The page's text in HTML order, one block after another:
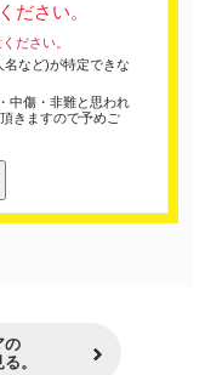
ださい。
ださい。
など)が特定できな
中傷・非難と思われ
きますので予めご
の
。